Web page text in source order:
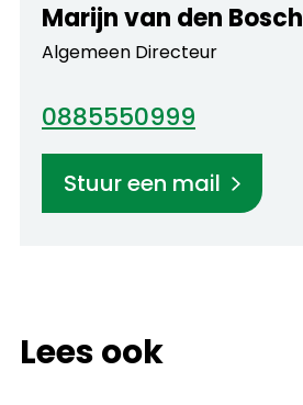
Marijn van den Bosch
Algemeen Directeur
0885550999
Stuur een mail
Lees ook